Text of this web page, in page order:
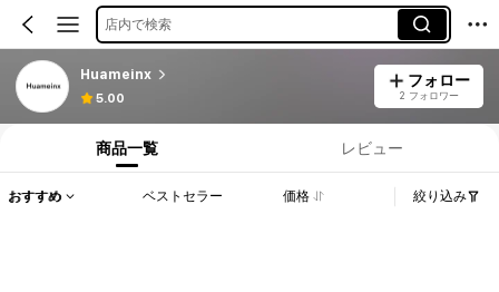
店内で検索
Huameinx
5.00
フォロー
2 フォロワー
商品一覧 レビュー
おすすめ ベストセラー 価格 絞り込み